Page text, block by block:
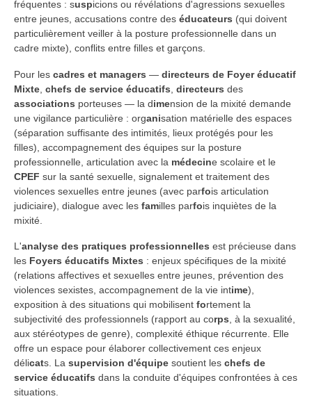
fréquentes : suspicions ou révélations d'agressions sexuelles
entre jeunes, accusations contre des éducateurs (qui doivent
particulièrement veiller à la posture professionnelle dans un
cadre mixte), conflits entre filles et garçons.
Pour les cadres et managers — directeurs de Foyer éducatif
Mixte chefs de service éducatifs directeurs des
associations porteuses — la dimension de la mixité demande
une vigilance particulière : organisation matérielle des espaces
(séparation suffisante des intimités, lieux protégés pour les
filles), accompagnement des équipes sur la posture
professionnelle, articulation avec la médecine scolaire et le
CPEF sur la santé sexuelle, signalement et traitement des
violences sexuelles entre jeunes (avec parfois articulation
judiciaire), dialogue avec les familles parfois inquiètes de la
mixité.
L'analyse des pratiques professionnelles est précieuse dans
les Foyers éducatifs Mixtes : enjeux spécifiques de la mixité
(relations affectives et sexuelles entre jeunes, prévention des
violences sexistes, accompagnement de la vie intime),
exposition à des situations qui mobilisent fortement la
subjectivité des professionnels (rapport au corps, à la sexualité,
aux stéréotypes de genre), complexité éthique récurrente. Elle
offre un espace pour élaborer collectivement ces enjeux
délicats. La supervision d'équipe soutient les chefs de
service éducatifs dans la conduite d'équipes confrontées à ces
situations.